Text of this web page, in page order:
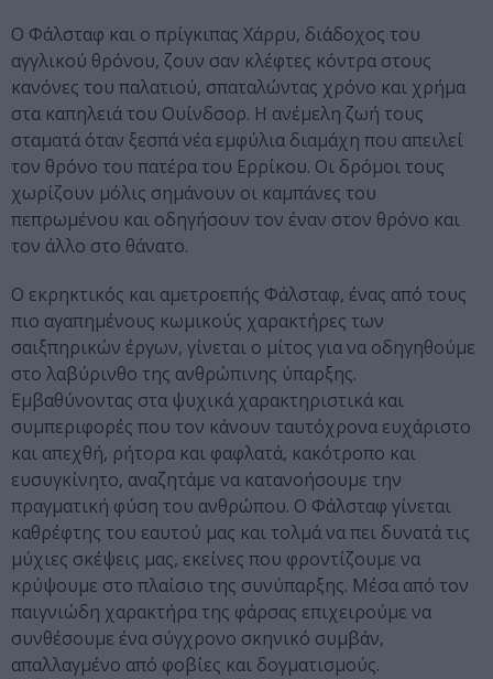
Ο Φάλσταφ και ο πρίγκιπας Χάρρυ, διάδοχος του
αγγλικού θρόνου, ζουν σαν κλέφτες κόντρα στους
κανόνες του παλατιού, σπαταλώντας χρόνο και χρήμα
στα καπηλειά του Ουίνδσορ. Η ανέμελη ζωή τους
σταματά όταν ξεσπά νέα εμφύλια διαμάχη που απειλεί
τον θρόνο του πατέρα του Ερρίκου. Οι δρόμοι τους
χωρίζουν μόλις σημάνουν οι καμπάνες του
πεπρωμένου και οδηγήσουν τον έναν στον θρόνο και
τον άλλο στο θάνατο.
Ο εκρηκτικός και αμετροεπής Φάλσταφ, ένας από τους
πιο αγαπημένους κωμικούς χαρακτήρες των
σαιξπηρικών έργων, γίνεται ο μίτος για να οδηγηθούμε
στο λαβύρινθο της ανθρώπινης ύπαρξης.
Εμβαθύνοντας στα ψυχικά χαρακτηριστικά και
συμπεριφορές που τον κάνουν ταυτόχρονα ευχάριστο
και απεχθή, ρήτορα και φαφλατά, κακότροπο και
ευσυγκίνητο, αναζητάμε να κατανοήσουμε την
πραγματική φύση του ανθρώπου. Ο Φάλσταφ γίνεται
καθρέφτης του εαυτού μας και τολμά να πει δυνατά τις
μύχιες σκέψεις μας, εκείνες που φροντίζουμε να
κρύψουμε στο πλαίσιο της συνύπαρξης. Μέσα από τον
παιγνιώδη χαρακτήρα της φάρσας επιχειρούμε να
συνθέσουμε ένα σύγχρονο σκηνικό συμβάν,
απαλλαγμένο από φοβίες και δογματισμούς.